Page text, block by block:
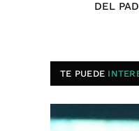
DEL
TE PUEDE